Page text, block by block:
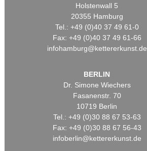
Holstenwall 5
20355 Hamburg
Tel.: +49 (0)40 37 49 61-0
Fax: +49 (0)40 37 49 61-66
infohamburg@kettererkunst.de
BERLIN
Dr. Simone Wiechers
Fasanenstr. 70
10719 Berlin
Tel.: +49 (0)30 88 67 53-63
Fax: +49 (0)30 88 67 56-43
infoberlin@kettererkunst.de